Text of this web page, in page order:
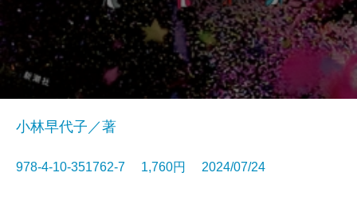
小林早代子／著
978-4-10-351762-7 1,760円 2024/07/24